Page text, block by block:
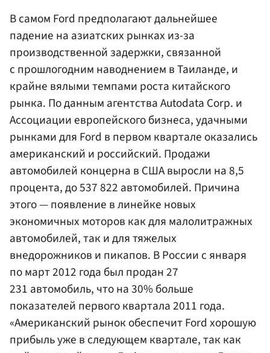
В самом Ford предполагают дальнейшее
падение на азиатских рынках из-за
производственной задержки, связанной
с прошлогодним наводнением в Таиланде, и
крайне вялыми темпами роста китайского
рынка. По данным агентства Autodata Corp. и
Ассоциации европейского бизнеса, удачными
рынками для Ford в первом квартале оказались
американский и российский. Продажи
автомобилей концерна в США выросли на 8,5
процента, до 537 822 автомобилей. Причина
этого — появление в линейке новых
экономичных моторов как для малолитражных
автомобилей, так и для тяжелых
внедорожников и пикапов. В России с января
по март 2012 года был продан 27
231 автомобиль, что на 30% больше
показателей первого квартала 2011 года.
«Американский рынок обеспечит Ford хорошую
прибыль уже в следующем квартале, так как